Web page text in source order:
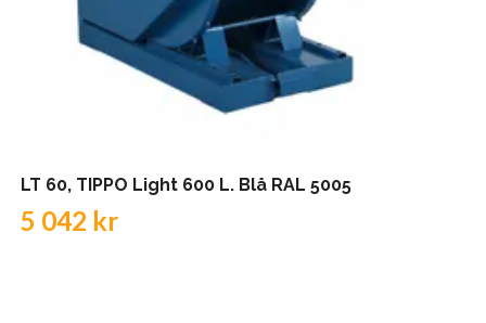
LT 60, TIPPO Light 600 L. Blå RAL 5005
5 042 kr